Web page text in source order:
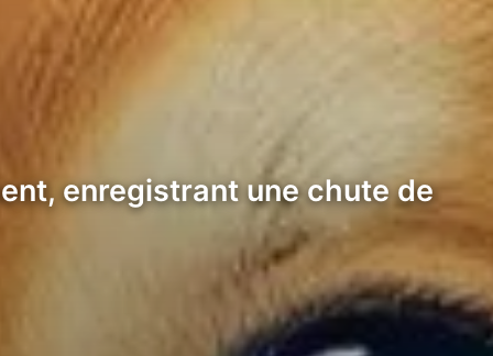
enregistrant une chute de